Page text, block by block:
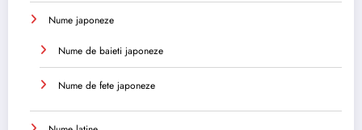
Nume japoneze
Nume de baieti japoneze
Nume de fete japoneze